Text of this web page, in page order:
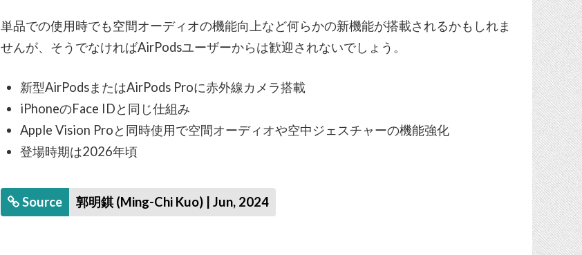
単品での使用時でも空間オーディオの機能向上など何らかの新機能が搭載されるかもしれま
せんが、そうでなければAirPodsユーザーからは歓迎されないでしょう。
新型AirPodsまたはAirPods Proに赤外線カメラ搭載
iPhoneのFace IDと同じ仕組み
Apple Vision Proと同時使用で空間オーディオや空中ジェスチャーの機能強化
登場時期は2026年頃
Source 郭明錤 (Ming-Chi Kuo) | Jun, 2024